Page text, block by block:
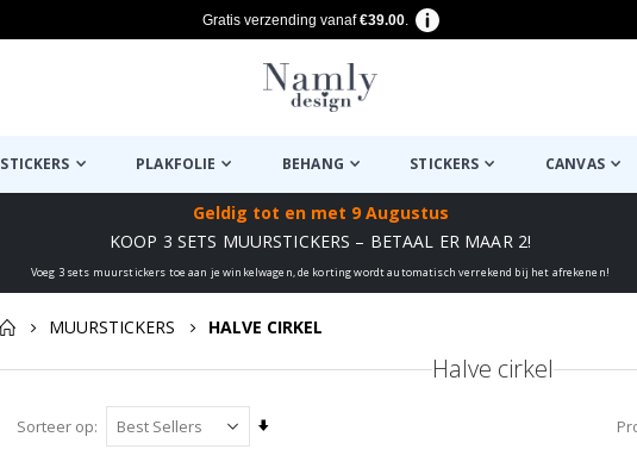
Gratis verzending vanaf€39.00.
PLAKFOLIE BEHANG STICKERS CANVAS
Geldig tot en met 9 Augustus
KOOP 3 SETS MUURSTICKERS – BETAAL ER MAAR 2!
Voeg 3 sets muurstickers toe aan je winkelwagen, de korting wordt automatisch verrekend bij het afrekenen!
MUURSTICKERS HALVE CIRKEL
Halve cirkel
Sorteer op
Van